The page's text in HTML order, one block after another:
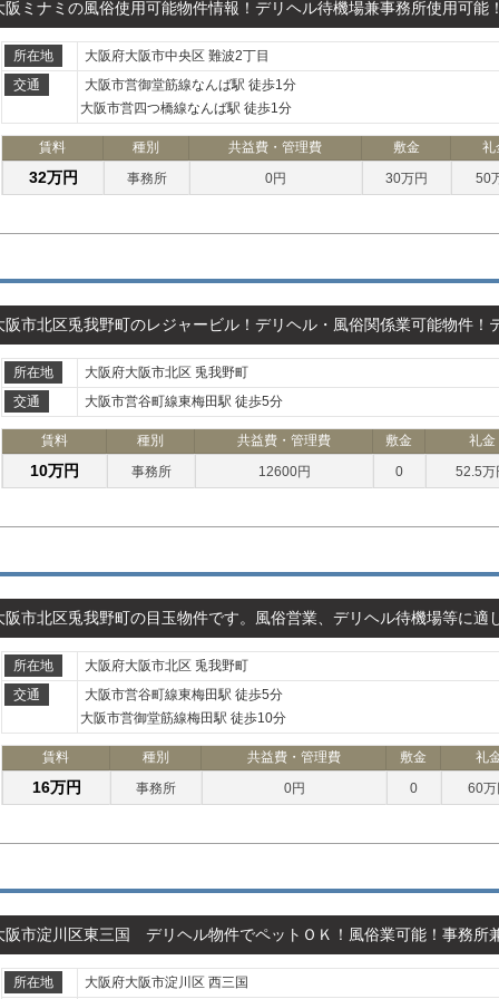
阪ミナミの風俗使用可能物件情報！デリヘル待機場兼事務所使用可能
所在地
大阪府大阪市中央区 難波2丁目
交通
大阪市営御堂筋線なんば駅 徒歩1分
大阪市営四つ橋線なんば駅 徒歩1分
賃料 種別 共益費・管理費 敷金 礼
32万円 事務所 0円 30万円 50
阪市北区兎我野町のレジャービル！デリヘル・風俗関係業可能物件！
所在地
大阪府大阪市北区 兎我野町
交通
大阪市営谷町線東梅田駅 徒歩5分
賃料 種別 共益費・管理費 敷金 礼金
10万円 事務所 12600円 0 52.5万
阪市北区兎我野町の目玉物件です。風俗営業、デリヘル待機場等に適
所在地
大阪府大阪市北区 兎我野町
交通
大阪市営谷町線東梅田駅 徒歩5分
大阪市営御堂筋線梅田駅 徒歩10分
賃料 種別 共益費・管理費 敷金 礼
16万円 事務所 0円 0 60万
阪市淀川区東三国 デリヘル物件でペットＯＫ！風俗業可能！事務所
所在地 大阪府大阪市淀川区 西三国